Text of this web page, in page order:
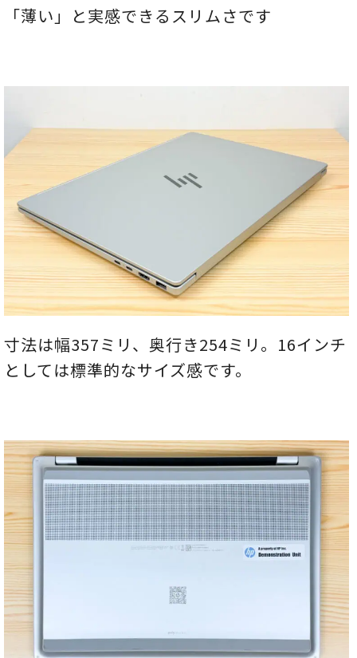
「薄い」と実感できるスリムさです
寸法は幅357ミリ、奥行き254ミリ。16インチ
としては標準的なサイズ感です。